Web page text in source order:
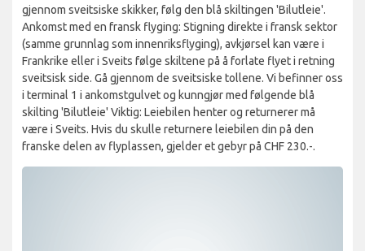
gjennom sveitsiske skikker, følg den blå skiltingen 'Bilutleie'.
Ankomst med en fransk flyging: Stigning direkte i fransk sektor
(samme grunnlag som innenriksflyging), avkjørsel kan være i
Frankrike eller i Sveits følge skiltene på å forlate flyet i retning
sveitsisk side. Gå gjennom de sveitsiske tollene. Vi befinner oss
i terminal 1 i ankomstgulvet og kunngjør med følgende blå
skilting 'Bilutleie' Viktig: Leiebilen henter og returnerer må
være i Sveits. Hvis du skulle returnere leiebilen din på den
franske delen av flyplassen, gjelder et gebyr på CHF 230.-.